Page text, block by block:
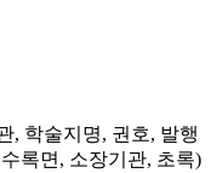
, 학술지명, 권호, 발행
록면, 소장기관, 초록)